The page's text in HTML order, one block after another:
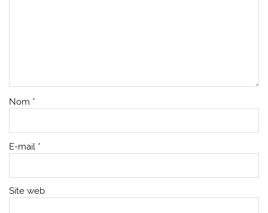
Nom *
E-mail *
Site web